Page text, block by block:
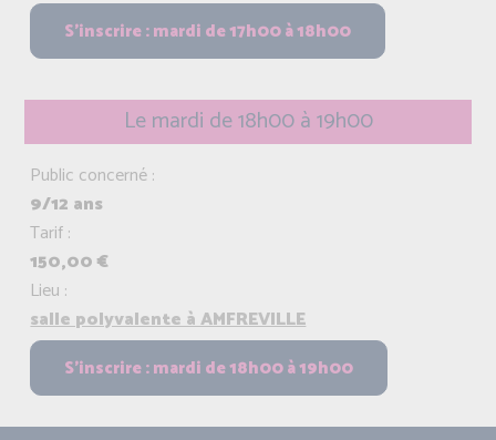
Le mardi de 18h00 à 19h00
Public concerné :
9/12 ans
Tarif :
150,00 €
Lieu :
salle polyvalente à AMFREVILLE